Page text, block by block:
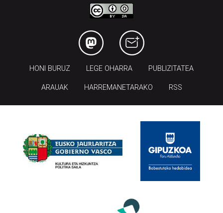
HONI BURUZ LEGE OHARRA PUBLIZITATEA
ARAUAK HARREMANETARAKO RSS